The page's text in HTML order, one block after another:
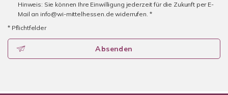
Hinweis: Sie können Ihre Einwilligung jederzeit für die Zukunft per E-
Mail an info@wi-mittelhessen.de widerrufen. *
* Pflichtfelder
Absenden